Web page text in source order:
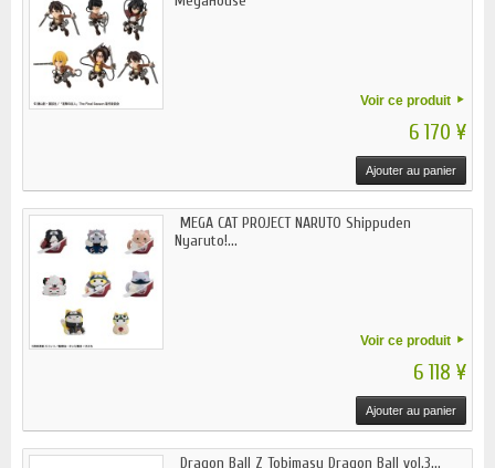
Voir ce produit
6 170 ¥
Ajouter au panier
MEGA CAT PROJECT NARUTO Shippuden
Nyaruto!...
Voir ce produit
6 118 ¥
Ajouter au panier
Dragon Ball Z Tobimasu Dragon Ball vol.3...